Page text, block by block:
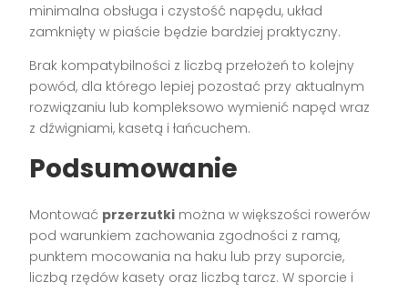
minimalna obsługa i czystość napędu, układ
zamknięty w piaście będzie bardziej praktyczny.
Brak kompatybilności z liczbą przełożeń to kolejny
powód, dla którego lepiej pozostać przy aktualnym
rozwiązaniu lub kompleksowo wymienić napęd wraz
z dźwigniami, kasetą i łańcuchem.
Podsumowanie
Montować przerzutki można w większości rowerów
pod warunkiem zachowania zgodności z ramą,
punktem mocowania na haku lub przy suporcie,
liczbą rzędów kasety oraz liczbą tarcz. W sporcie i